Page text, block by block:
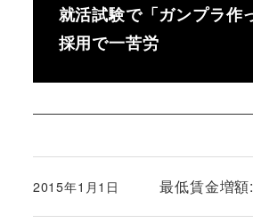
就活試験で「ガンプラ作
採用で一苦労
最低賃金増
投稿日
2015年1月1日